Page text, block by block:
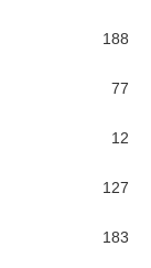
188
77
12
127
183